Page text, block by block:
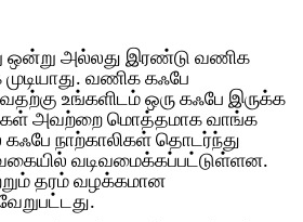
ஒன்று அல்லது இரண்டு வணிக
வணிக கஃபே
உங்களிடம் ஒரு கஃபே இருக்க
அவற்றை மொத்தமாக வாங்க
நாற்காலிகள் தொடர்ந்து
வடிவமைக்கப்பட்டுள்ளன.
தரம் வழக்கமான